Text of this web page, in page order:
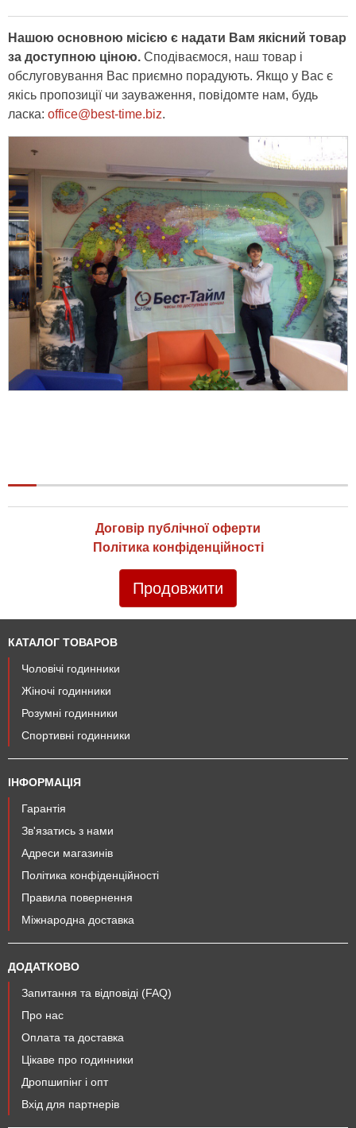
Нашою основною місією є надати Вам якісний товар
за доступною ціною. Сподіваємося, наш товар і
обслуговування Вас приємно порадують. Якщо у Вас є
якісь пропозиції чи зауваження, повідомте нам, будь
ласка: office@best-time.biz.
Договір публічної оферти
Політика конфіденційності
Продовжити
КАТАЛОГ ТОВАРОВ
Чоловічі годинники
Жіночі годинники
Розумні годинники
Спортивні годинники
ІНФОРМАЦІЯ
Гарантія
Зв'язатись з нами
Адреси магазинів
Політика конфіденційності
Правила повернення
Міжнародна доставка
ДОДАТКОВО
Запитання та відповіді (FAQ)
Про нас
Оплата та доставка
Цікаве про годинники
Дропшипінг і опт
Вхід для партнерів